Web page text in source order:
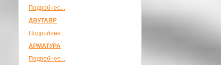
Подробнее...
ДВУТАВР
Подробнее...
АРМАТУРА
Подробнее...